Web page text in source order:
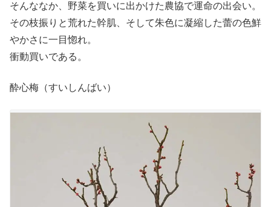
そんななか、野菜を買いに出かけた農協で運命の出会い。
その枝振りと荒れた幹肌、そして朱色に凝縮した蕾の色鮮
やかさに一目惚れ。
衝動買いである。
酔心梅（すいしんばい）